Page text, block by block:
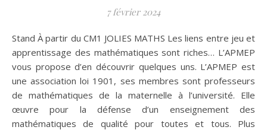
7 février 2024
Stand À partir du CM1 JOLIES MATHS Les liens entre jeu et
apprentissage des mathématiques sont riches… L’APMEP
vous propose d’en découvrir quelques uns. L’APMEP est
une association loi 1901, ses membres sont professeurs
de mathématiques de la maternelle à l’université. Elle
œuvre pour la défense d’un enseignement des
mathématiques de qualité pour toutes et tous. Plus